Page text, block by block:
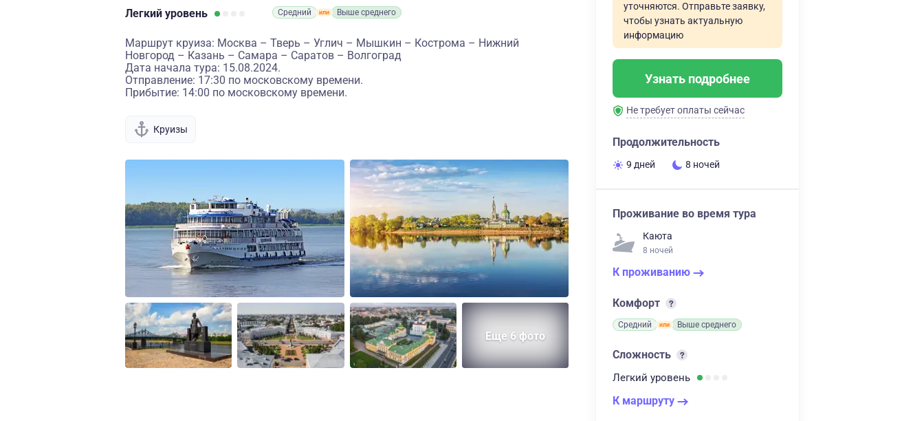
Легкий уровень Средний Выше среднего
Маршрут круиза: Москва – Тверь – Углич – Мышкин – Кострома – Нижний
Новгород – Казань – Самара – Саратов – Волгоград
Дата начала тура: 15.08.2024.
Отправление: 17:30 по московскому времени.
Прибытие: 14:00 по московскому времени.
Круизы
Еще 6 фото
уточняются. Отправьте заявку,
чтобы узнать актуальную
информацию
Узнать подробнее
Не требует оплаты сейчас
Продолжительность
9 дней 8 ночей
Проживание во время тура
Каюта
8 ночей
К проживанию
Комфорт
Средний Выше среднего
Сложность
Легкий уровень
К маршруту